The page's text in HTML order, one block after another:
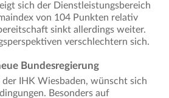
sich der Dienstleistungsbereich
von 104 Punkten relativ
sinkt allerdings weiter.
verschlechtern sich.
Bundesregierung
IHK Wiesbaden, wünscht sich
Besonders auf